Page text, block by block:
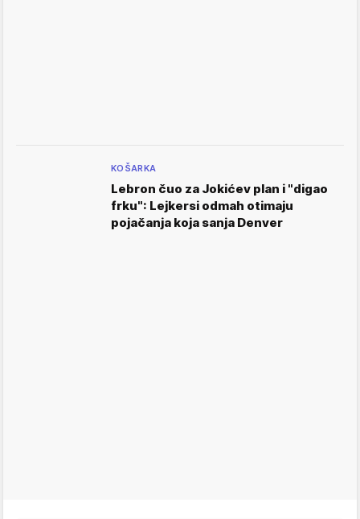
KOŠARKA
Lebron čuo za Jokićev plan i "digao
frku": Lejkersi odmah otimaju
pojačanja koja sanja Denver